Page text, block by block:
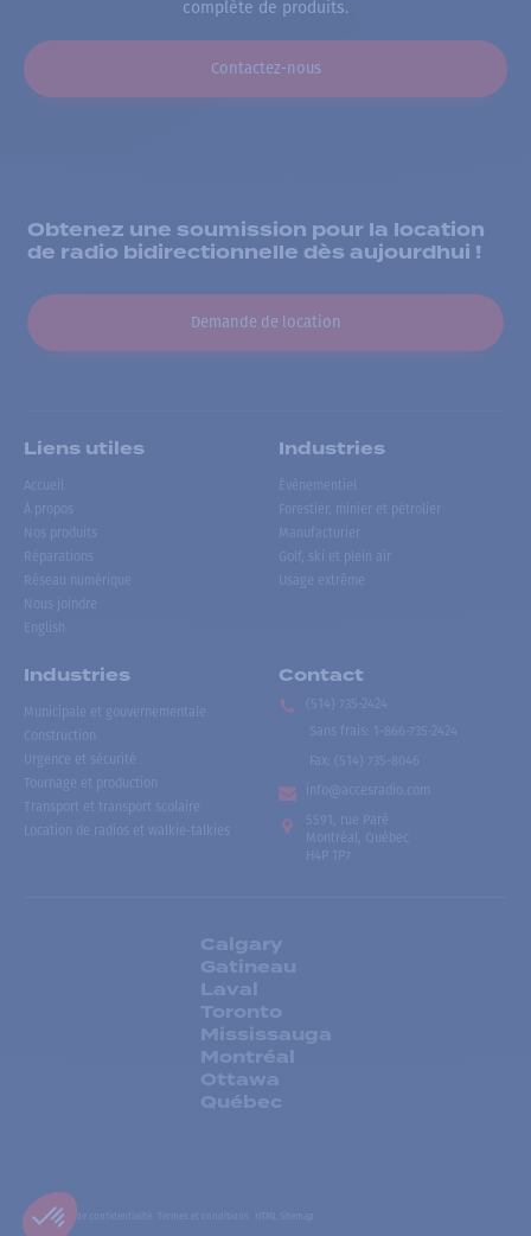
complète de produits.
Contactez-nous
Obtenez une soumission pour la location
de radio bidirectionnelle dès aujourdhui !
Demande de location
Liens utiles
Accueil
À propos
Nos produits
Réparations
Réseau numérique
Nous joindre
English
Industries
Événementiel
Forestier, minier et pétrolier
Manufacturier
Golf, ski et plein air
Usage extrême
Industries
Municipale et gouvernementale
Construction
Urgence et sécurité
Tournage et production
Transport et transport scolaire
Location de radios et walkie-talkies
Contact
(514) 735-2424
Sans frais
1-866-735-2424
Fax:
(514) 735-8046
info@accesradio.com
5591, rue Paré
Montréal, Québec
H4P 1P7
Calgary
Gatineau
Laval
Toronto
Mississauga
Montréal
Ottawa
Québec
Politiques de confidentialité